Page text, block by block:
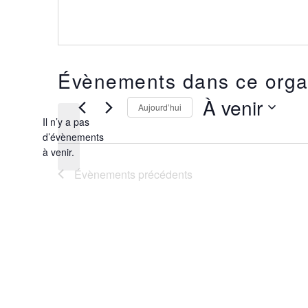
Évènements dans ce
Notice
Il n’y a pas
d’évènements
à venir.
Aujourd’hui À venir
date.
Évènements précédents